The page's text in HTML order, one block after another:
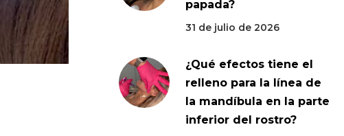
papada?
31 de julio de 2026
¿Qué efectos tiene el
relleno para la línea de
la mandíbula en la parte
inferior del rostro?